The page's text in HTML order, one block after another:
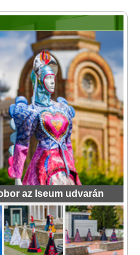
az Iseum udvarán